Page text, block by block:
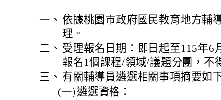
一、 依據桃園市政府國民教育地方輔
理。
二、 受理報名日期：即日起至115年6
報名1個課程/領域/議題分團，不
三、 有關輔導員遴選相關事項摘要如
(一) 遴選資格：